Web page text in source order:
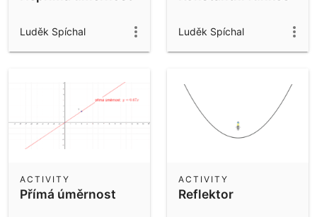
Luděk Spíchal Luděk Spíchal
Přímá úměrnost
ACTIVITY
Reflektor
ACTIVITY